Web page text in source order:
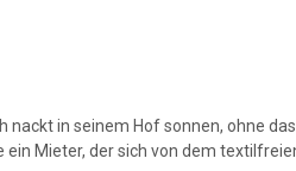
nackt in seinem Hof sonnen, ohne
Mieter, der sich von dem